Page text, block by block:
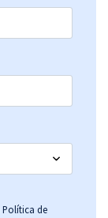
Política de